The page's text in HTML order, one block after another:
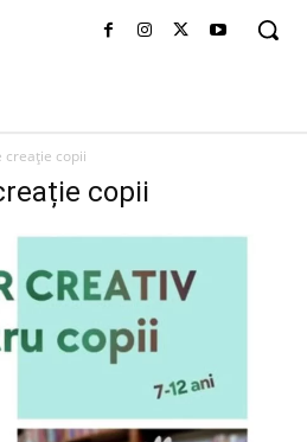
creație copii
copii